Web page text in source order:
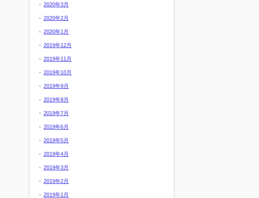
2020年3月
2020年2月
2020年1月
2019年12月
2019年11月
2019年10月
2019年9月
2019年8月
2019年7月
2019年6月
2019年5月
2019年4月
2019年3月
2019年2月
2019年1月